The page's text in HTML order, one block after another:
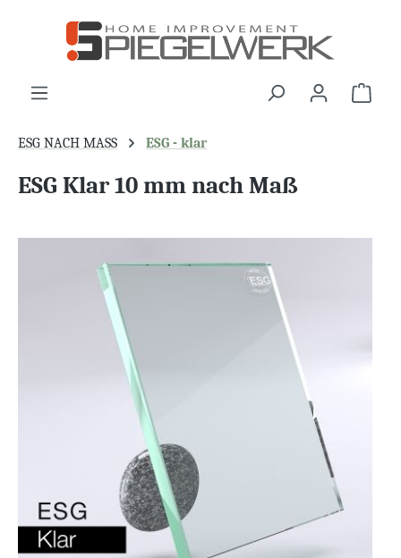
springen
ESG NACH MASS ESG - klar
ESG Klar 10 mm nach Maß